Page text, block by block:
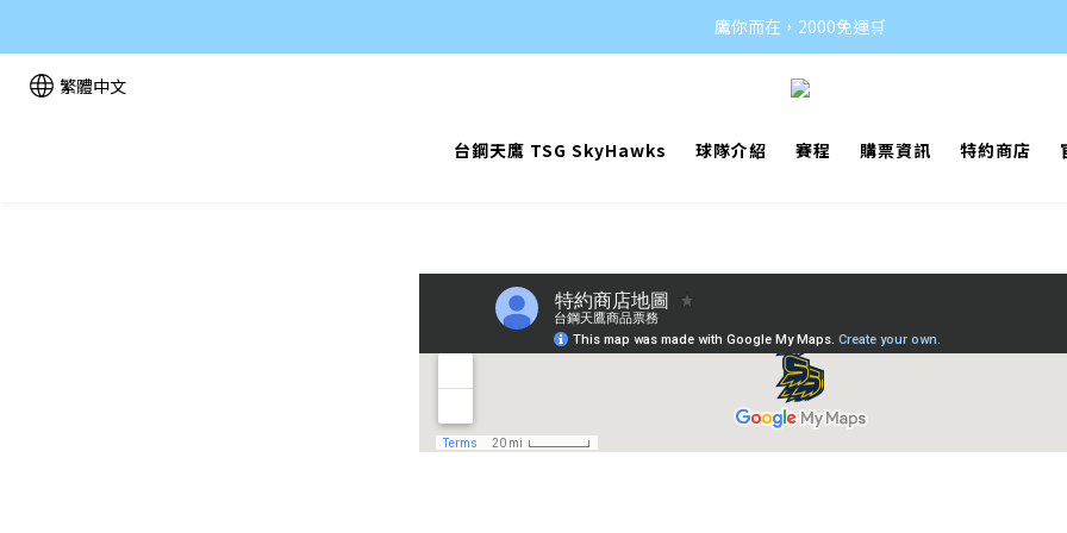
鷹你而在，2000免運🛒
繁體中文
台鋼天鷹 TSG SkyHawks 球隊介紹 賽程 購票資訊 特約商店